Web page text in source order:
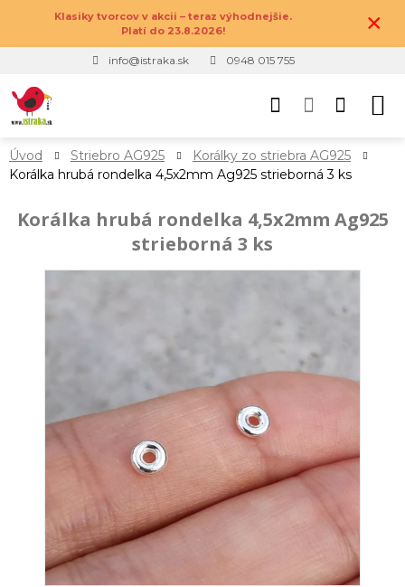
Klasiky tvorcov v akcii – teraz výhodnejšie.
Platí do 23.8.2026!
×
info@istraka.sk 0948 015 755
Úvod Striebro AG925
Korálky zo striebra AG925
Korálka hrubá rondelka 4,5x2mm Ag925 strieborná 3 ks
Korálka hrubá rondelka 4,5x2mm Ag925
strieborná 3 ks